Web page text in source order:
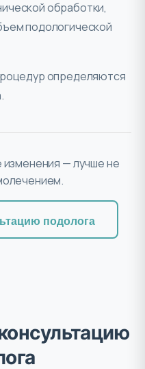
обработки,
подологической
определяются
изменения — лучше не
подолога